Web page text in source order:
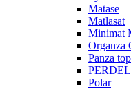
Matase
Matlasat
Minimat
Organza
Panza
Polar